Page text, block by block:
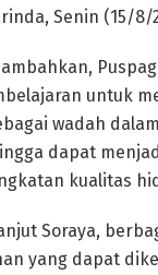
Senin (15/8/
untuk
wadah
dapat
kualitas
Soraya,
yang dapat